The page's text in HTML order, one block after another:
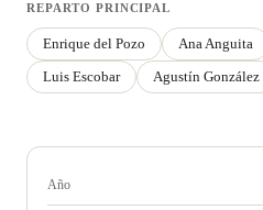
REPARTO PRINCIPAL
Enrique del Pozo Ana Anguita
Luis Escobar
Agustín González
Año